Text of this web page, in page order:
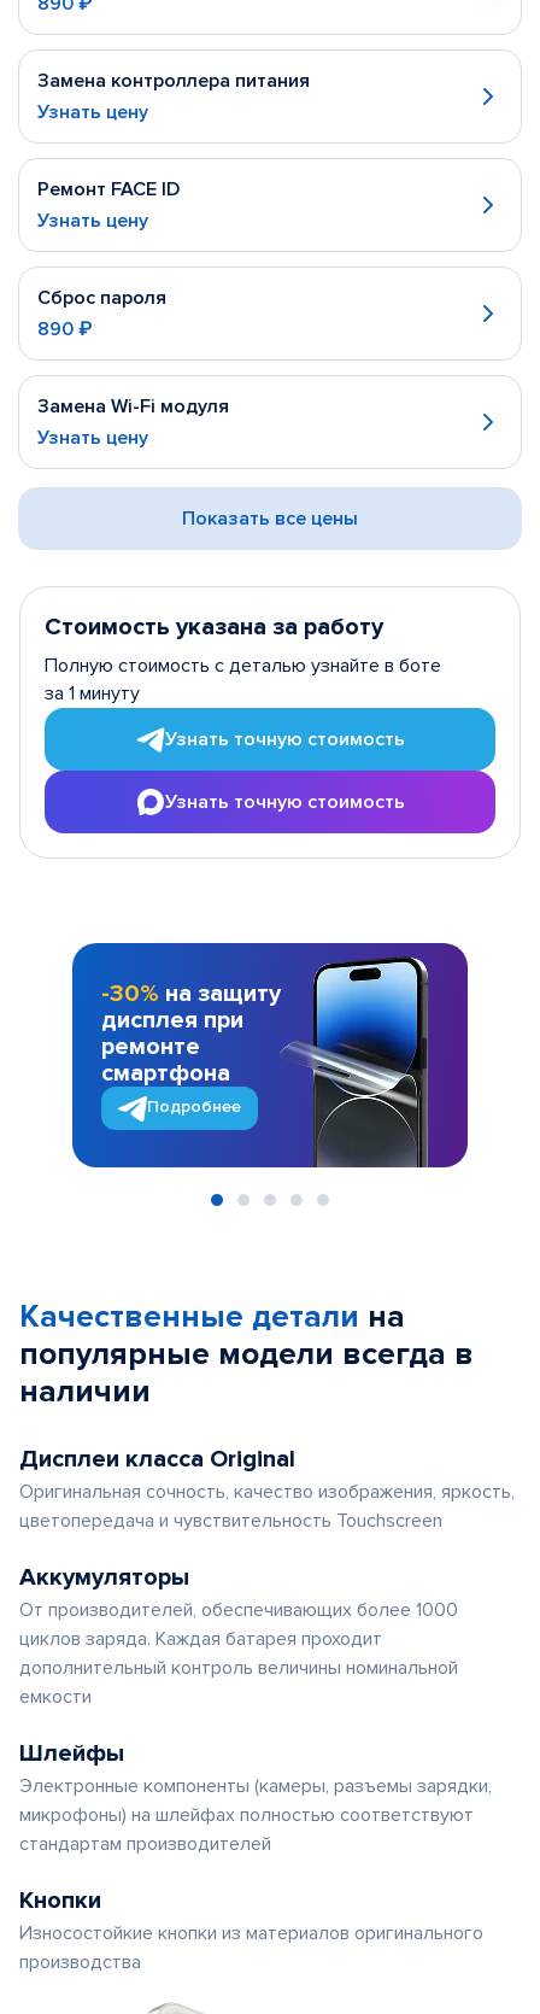
Замена контроллера питания
Узнать цену
Ремонт FACE ID
Узнать цену
Сброс пароля
890 ₽
Замена Wi-Fi модуля
Узнать цену
Показать все цены
Стоимость указана за работу
Полную стоимость с деталью узнайте в боте
за 1 минуту
Узнать точную стоимость
Узнать точную стоимость
-30% на защиту
дисплея при
ремонте
смартфона
Подробнее
Качественные детали на
популярные модели всегда в
наличии
Дисплеи класса Original
Оригинальная сочность, качество изображения, яркость,
цветопередача и чувствительность Touchscreen
Аккумуляторы
От производителей, обеспечивающих более 1000
циклов заряда. Каждая батарея проходит
дополнительный контроль величины номинальной
емкости
Шлейфы
Электронные компоненты (камеры, разъемы зарядки,
микрофоны) на шлейфах полностью соответствуют
стандартам производителей
Кнопки
Износостойкие кнопки из материалов оригинального
производства